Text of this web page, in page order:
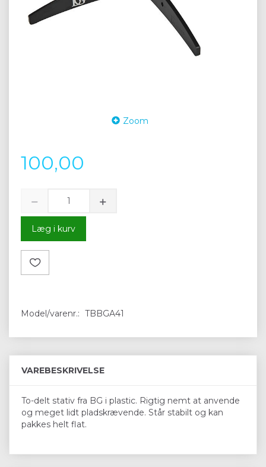
Zoom
100,00
Læg i kurv
Model/varenr.: TBBGA41
VAREBESKRIVELSE
To-delt stativ fra BG i plastic. Rigtig nemt at anvende
og meget lidt pladskrævende. Står stabilt og kan
pakkes helt flat.